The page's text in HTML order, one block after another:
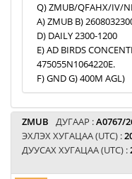
Q) ZMUB/QFAHX/IV/
A) ZMUB B)
D) DAILY 2300-1200
E) AD BIRDS
475055N1064220E.
F) GND G) 400M AGL)
ZMUB ДУГААР :A0767/
ЭХЛЭХ ХУГАЦАА (UTC) :
ДУУСАХ ХУГАЦАА (UTC) :